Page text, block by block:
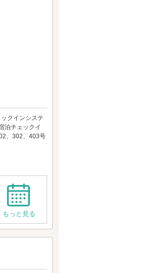
クインシステ
泊チェックイ
、302、403号
もっと見る